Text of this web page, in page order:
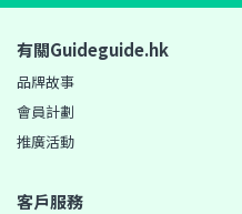
有關Guideguide.hk
品牌故事
會員計劃
推廣活動
客戶服務